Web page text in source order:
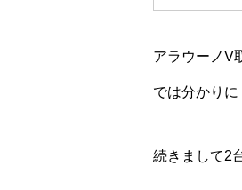
アラウーノV
では分かり
続きまして